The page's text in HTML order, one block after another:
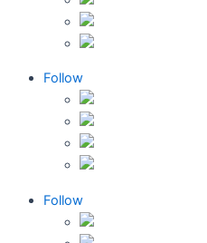
Follow
Follow